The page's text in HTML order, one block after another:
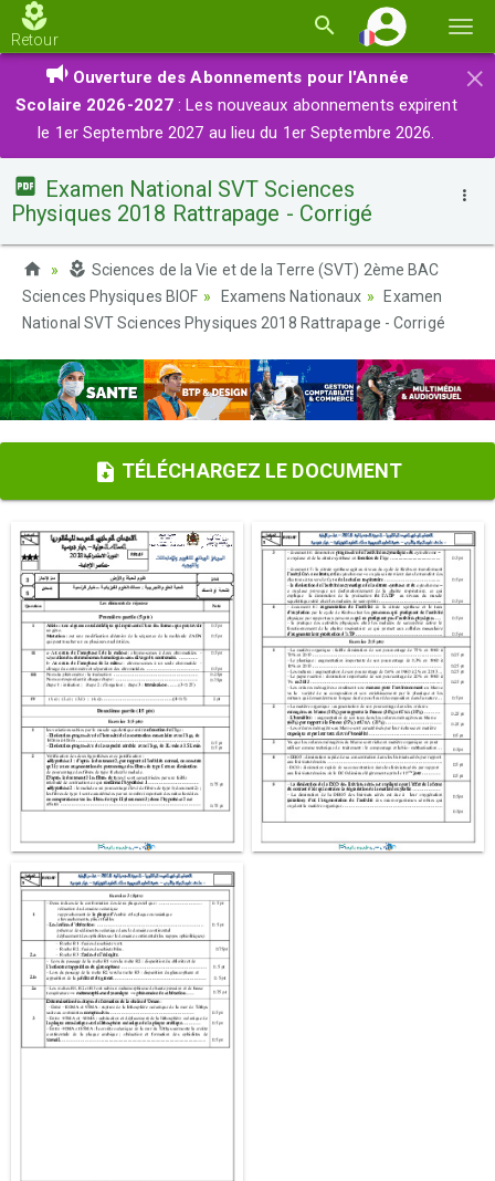
la
Retour
×
Ouverture des Abonnements pour l'Année
Scolaire 2026-2027 : Les nouveaux abonnements expirent
le 1er Septembre 2027 au lieu du 1er Septembre 2026.
Examen National SVT Sciences
Physiques 2018 Rattrapage - Corrigé
Sciences de la Vie et de la Terre (SVT) 2ème BAC
Sciences Physiques BIOF
Examens Nationaux
Examen
National SVT Sciences Physiques 2018 Rattrapage - Corrigé
TÉLÉCHARGEZ LE DOCUMENT